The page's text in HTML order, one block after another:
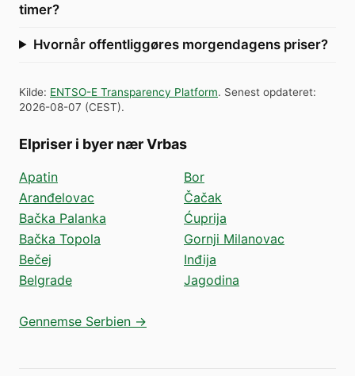
timer?
Hvornår offentliggøres morgendagens priser?
Kilde: ENTSO-E Transparency Platform. Senest opdateret:
2026-08-07 (CEST).
Elpriser i byer nær Vrbas
Apatin
Aranđelovac
Bačka Palanka
Bačka Topola
Bečej
Belgrade
Bor
Čačak
Ćuprija
Gornji Milanovac
Inđija
Jagodina
Gennemse Serbien →